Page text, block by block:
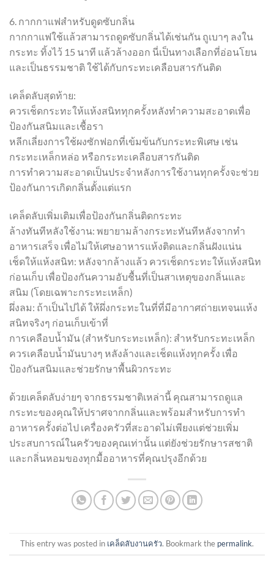
6. กากกาแฟสำหรับดูดซับกลิ่น
กากกาแฟใช้แล้วสามารถดูดซับกลิ่นได้เช่นกัน ถูเบาๆ ลงใน
กระทะ ทิ้งไว้ 15 นาที แล้วล้างออก นี่เป็นทางเลือกที่อ่อนโยน
และเป็นธรรมชาติ ใช้ได้กับกระทะเคลือบสารกันติด
เคล็ดลับสุดท้าย:
ควรเช็ดกระทะให้แห้งสนิททุกครั้งหลังทำความสะอาดเพื่อ
ป้องกันสนิมและเชื้อรา
หลีกเลี่ยงการใช้ผงซักฟอกที่เข้มข้นกับกระทะพิเศษ เช่น
กระทะเหล็กหล่อ หรือกระทะเคลือบสารกันติด
การทำความสะอาดเป็นประจำหลังการใช้งานทุกครั้งจะช่วย
ป้องกันการเกิดกลิ่นตั้งแต่แรก
เคล็ดลับเพิ่มเติมเพื่อป้องกันกลิ่นติดกระทะ
ล้างทันทีหลังใช้งาน: พยายามล้างกระทะทันทีหลังจากทำ
อาหารเสร็จ เพื่อไม่ให้เศษอาหารแห้งติดและกลิ่นฝังแน่น
เช็ดให้แห้งสนิท: หลังจากล้างแล้ว ควรเช็ดกระทะให้แห้งสนิท
ก่อนเก็บ เพื่อป้องกันความอับชื้นที่เป็นสาเหตุของกลิ่นและ
สนิม (โดยเฉพาะกระทะเหล็ก)
ผึ่งลม: ถ้าเป็นไปได้ ให้ผึ่งกระทะในที่ที่มีอากาศถ่ายเทจนแห้ง
สนิทจริงๆ ก่อนเก็บเข้าที่
การเคลือบน้ำมัน (สำหรับกระทะเหล็ก): สำหรับกระทะเหล็ก
ควรเคลือบน้ำมันบางๆ หลังล้างและเช็ดแห้งทุกครั้ง เพื่อ
ป้องกันสนิมและช่วยรักษาพื้นผิวกระทะ
ด้วยเคล็ดลับง่ายๆ จากธรรมชาติเหล่านี้ คุณสามารถดูแล
กระทะของคุณให้ปราศจากกลิ่นและพร้อมสำหรับการทำ
อาหารครั้งต่อไป เครื่องครัวที่สะอาดไม่เพียงแต่ช่วยเพิ่ม
ประสบการณ์ในครัวของคุณเท่านั้น แต่ยังช่วยรักษารสชาติ
และกลิ่นหอมของทุกมื้ออาหารที่คุณปรุงอีกด้วย
This entry was posted in เคล็ดลับงานครัว. Bookmark the permalink.